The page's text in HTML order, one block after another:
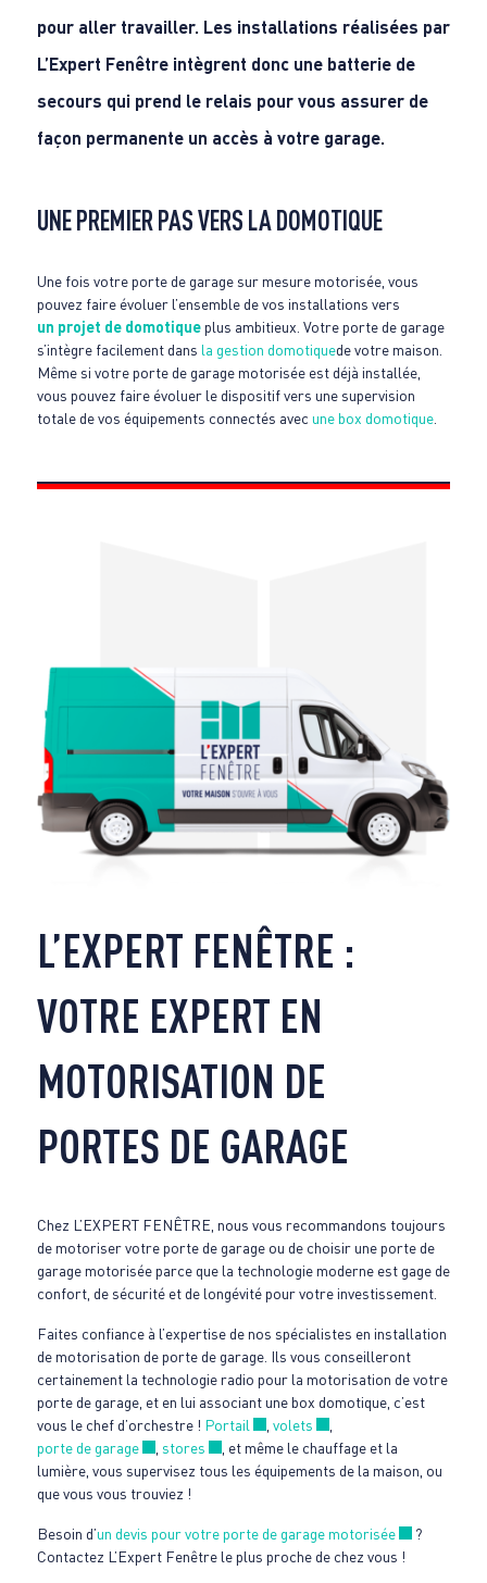
pour aller travailler. Les installations réalisées par
L’Expert Fenêtre intègrent donc une batterie de
secours qui prend le relais pour vous assurer de
façon permanente un accès à votre garage.
UNE PREMIER PAS VERS LA DOMOTIQUE
Une fois votre porte de garage sur mesure motorisée, vous
pouvez faire évoluer l’ensemble de vos installations vers
un projet de domotiqueplus ambitieux. Votre porte de garage
s’intègre facilement dans la gestion domotiquede votre maison.
Même si votre porte de garage motorisée est déjà installée,
vous pouvez faire évoluer le dispositif vers une supervision
totale de vos équipements connectés avec une box domotique.
L’EXPERT FENÊTRE :
VOTRE EXPERT EN
MOTORISATION DE
PORTES DE GARAGE
Chez L’EXPERT FENÊTRE, nous vous recommandons toujours
de motoriser votre porte de garage ou de choisir une porte de
garage motorisée parce que la technologie moderne est gage de
confort, de sécurité et de longévité pour votre investissement.
Faites confiance à l’expertise de nos spécialistes en installation
de motorisation de porte de garage. Ils vous conseilleront
certainement la technologie radio pour la motorisation de votre
porte de garage, et en lui associant une box domotique, c’est
vous le chef d’orchestre ! Portail Nouvelle fenêtre
volets Nouvelle fenêtre
porte de garage
Nouvelle fenêtre
stores Nouvelle fenêtre
, et même le chauffage et la
lumière, vous supervisez tous les équipements de la maison, ou
que vous vous trouviez !
Besoin d’un devis pour votre porte de garage motorisée Nouvelle
?
Contactez L’Expert Fenêtre le plus proche de chez vous !